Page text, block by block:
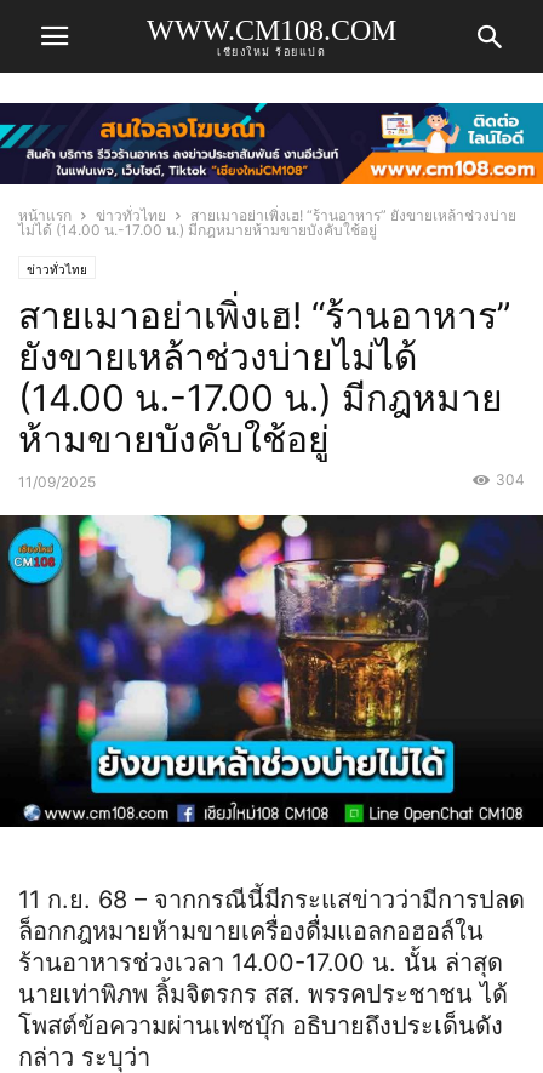
WWW.CM108.COM
เชียงใหม่ ร้อยแปด
หน้าแรก ข่าวทั่วไทย
สายเมาอย่าเพิ่งเฮ! “ร้านอาหาร” ยังขายเหล้าช่วงบ่าย
ไม่ได้ (14.00 น.-17.00 น.) มีกฎหมายห้ามขายบังคับใช้อยู่
ข่าวทั่วไทย
สายเมาอย่าเพิ่งเฮ! “ร้านอาหาร”
ยังขายเหล้าช่วงบ่ายไม่ได้
(14.00 น.-17.00 น.) มีกฎหมาย
ห้ามขายบังคับใช้อยู่
11/09/2025 304
11 ก.ย. 68 – จากกรณีนี้มีกระแสข่าวว่ามีการปลด
ล็อกกฎหมายห้ามขายเครื่องดื่มแอลกอฮอล์ใน
ร้านอาหารช่วงเวลา 14.00-17.00 น. นั้น ล่าสุด
นายเท่าพิภพ ลิ้มจิตรกร สส. พรรคประชาชน ได้
โพสต์ข้อความผ่านเฟซบุ๊ก อธิบายถึงประเด็นดัง
กล่าว ระบุว่า